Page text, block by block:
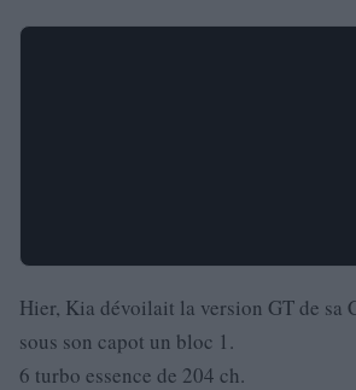
Hier, Kia dévoilait la version GT de sa
sous son capot un bloc 1.
6 turbo essence de 204 ch.